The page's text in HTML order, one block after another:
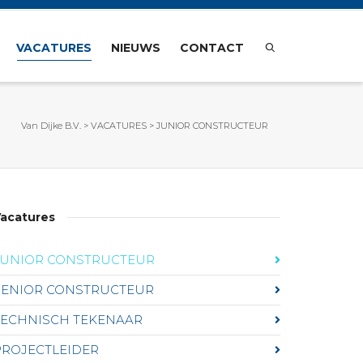
VACATURES NIEUWS CONTACT
Van Dijke B.V. > VACATURES > JUNIOR CONSTRUCTEUR
CONSTRUCTEUR
CONSTRUCTEUR
TEKENAAR